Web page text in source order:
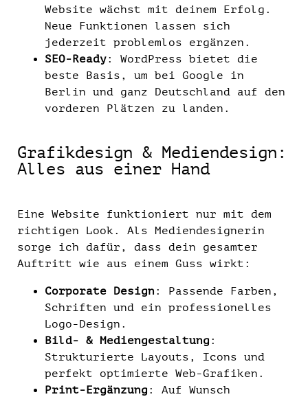
Website wächst mit deinem Erfolg.
Neue Funktionen lassen sich
jederzeit problemlos ergänzen.
SEO-Ready: WordPress bietet die
beste Basis, um bei Google in
Berlin und ganz Deutschland auf den
vorderen Plätzen zu landen.
Grafikdesign & Mediendesign:
Alles aus einer Hand
Eine Website funktioniert nur mit dem
richtigen Look. Als Mediendesignerin
sorge ich dafür, dass dein gesamter
Auftritt wie aus einem Guss wirkt:
Corporate Design : Passende Farben,
Schriften und ein professionelles
Logo-Design.
Bild- & Mediengestaltung :
Strukturierte Layouts, Icons und
perfekt optimierte Web-Grafiken.
Print-Ergänzung : Auf Wunsch